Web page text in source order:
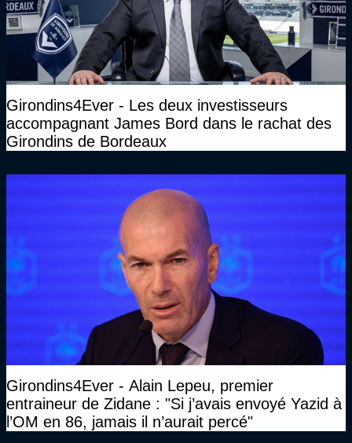
Girondins4Ever - Les deux investisseurs
accompagnant James Bord dans le rachat des
Girondins de Bordeaux
Girondins4Ever - Alain Lepeu, premier
entraineur de Zidane : "Si j’avais envoyé Yazid à
l’OM en 86, jamais il n’aurait percé"